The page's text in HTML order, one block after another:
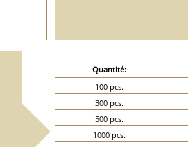
Quantité:
100 pcs.
300 pcs.
500 pcs.
1000 pcs.